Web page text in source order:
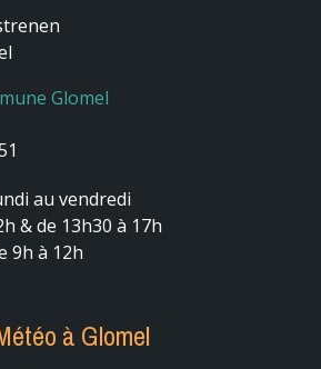
Glomel
au vendredi
& de 13h30 à 17h
9h à 12h
à Glomel